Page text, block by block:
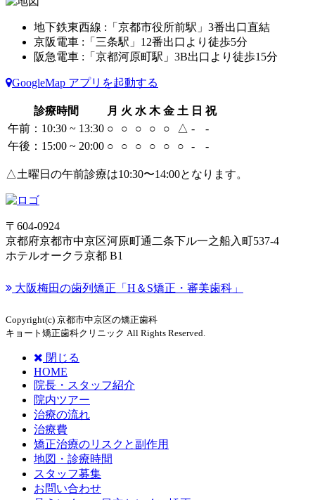
地下鉄東西線 :「京都市役所前駅」3番出口直結
京阪電車 :「三条駅」12番出口より徒歩5分
阪急電車 :「京都河原町駅」3B出口より徒歩15分
GoogleMap アプリを起動する
診療時間 月 火 水 木 金 土 日 祝
午前：10:30 ~ 13:30 ○ ○ ○ ○ ○ △ -
-
午後：15:00 ~ 20:00 ○ ○ ○ ○ ○ ○ - -
△土曜日の午前診療は10:30〜14:00となります。
〒604-0924
京都府京都市中京区河原町通二条下ル一之船入町537-4
ホテルオークラ京都 B1
大阪梅田の歯列矯正「H＆S矯正・審美歯科」
Copyright(c) 京都市中京区の矯正歯科
キョート矯正歯科クリニック All Rights Reserved.
閉じる
HOME
院長・スタッフ紹介
院内ツアー
治療の流れ
治療費
矯正治療のリスクと副作用
地図・診療時間
スタッフ募集
お問い合わせ